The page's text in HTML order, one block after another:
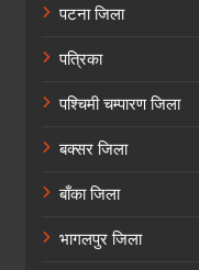
पटना जिला
पत्रिका
पश्चिमी चम्पारण जिला
बक्सर जिला
बाँका जिला
भागलपुर जिला